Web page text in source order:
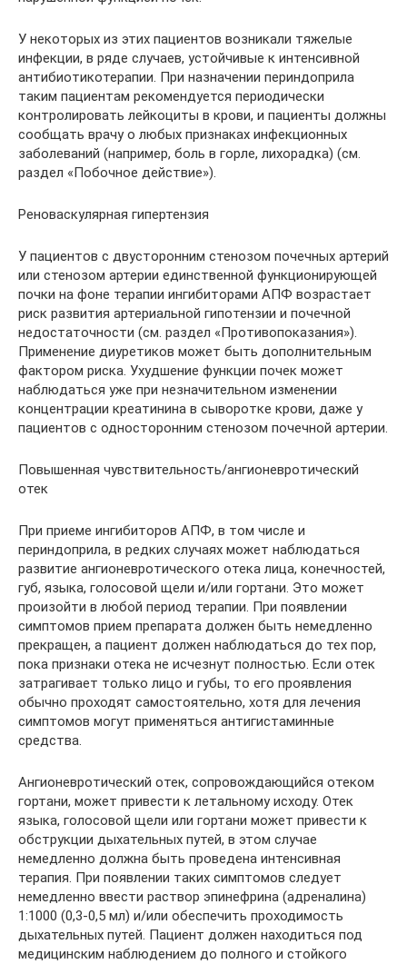
У некоторых из этих пациентов возникали тяжелые
инфекции, в ряде случаев, устойчивые к интенсивной
антибиотикотерапии. При назначении периндоприла
таким пациентам рекомендуется периодически
контролировать лейкоциты в крови, и пациенты должны
сообщать врачу о любых признаках инфекционных
заболеваний (например, боль в горле, лихорадка) (см.
раздел «Побочное действие»).
Реноваскулярная гипертензия
У пациентов с двусторонним стенозом почечных артерий
или стенозом артерии единственной функционирующей
почки на фоне терапии ингибиторами АПФ возрастает
риск развития артериальной гипотензии и почечной
недостаточности (см. раздел «Противопоказания»).
Применение диуретиков может быть дополнительным
фактором риска. Ухудшение функции почек может
наблюдаться уже при незначительном изменении
концентрации креатинина в сыворотке крови, даже у
пациентов с односторонним стенозом почечной артерии.
Повышенная чувствительность/ангионевротический
отек
При приеме ингибиторов АПФ, в том числе и
периндоприла, в редких случаях может наблюдаться
развитие ангионевротического отека лица, конечностей,
губ, языка, голосовой щели и/или гортани. Это может
произойти в любой период терапии. При появлении
симптомов прием препарата должен быть немедленно
прекращен, а пациент должен наблюдаться до тех пор,
пока признаки отека не исчезнут полностью. Если отек
затрагивает только лицо и губы, то его проявления
обычно проходят самостоятельно, хотя для лечения
симптомов могут применяться антигистаминные
средства.
Ангионевротический отек, сопровождающийся отеком
гортани, может привести к летальному исходу. Отек
языка, голосовой щели или гортани может привести к
обструкции дыхательных путей, в этом случае
немедленно должна быть проведена интенсивная
терапия. При появлении таких симптомов следует
немедленно ввести раствор эпинефрина (адреналина)
1:1000 (0,3-0,5 мл) и/или обеспечить проходимость
дыхательных путей. Пациент должен находиться под
медицинским наблюдением до полного и стойкого